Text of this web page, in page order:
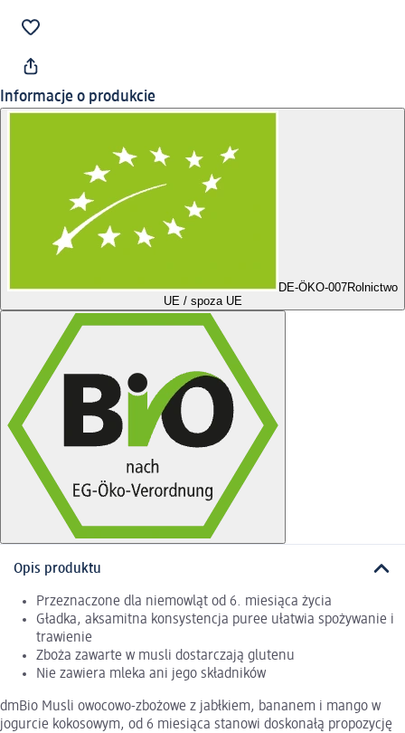
Informacje o produkcie
DE-ÖKO-007Rolnictwo
UE / spoza UE
Opis produktu
Przeznaczone dla niemowląt od 6. miesiąca życia
Gładka, aksamitna konsystencja puree ułatwia spożywanie i
trawienie
Zboża zawarte w musli dostarczają glutenu
Nie zawiera mleka ani jego składników
dmBio Musli owocowo-zbożowe z jabłkiem, bananem i mango w
jogurcie kokosowym, od 6 miesiąca stanowi doskonałą propozycję